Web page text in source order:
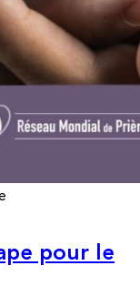
pour le